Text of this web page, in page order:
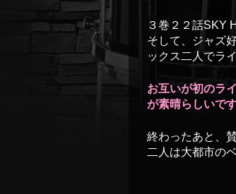
３巻２２話SKY
そして、ジャズ
ックス二人でラ
お互いが初のラ
が素晴らしいです
終わったあと、
二人は大都市の